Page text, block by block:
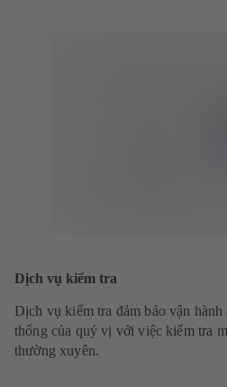
Dịch vụ kiểm tra
Dịch vụ kiểm tra đảm bảo vận hành
thống của quý vị với việc kiểm tra
thường xuyên.